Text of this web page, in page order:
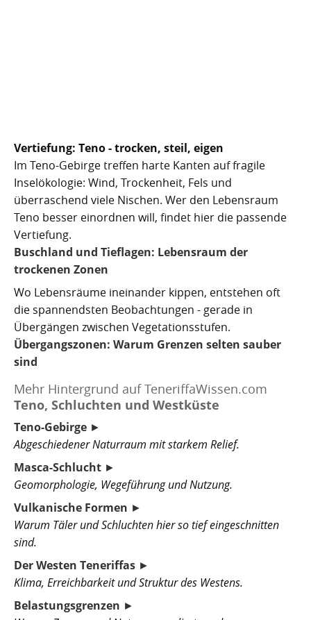
Vertiefung: Teno - trocken, steil, eigen
Im Teno-Gebirge treffen harte Kanten auf fragile
Inselökologie: Wind, Trockenheit, Fels und
überraschend viele Nischen. Wer den Lebensraum
Teno besser einordnen will, findet hier die passende
Vertiefung.
Buschland und Tieflagen: Lebensraum der
trockenen Zonen
Wo Lebensräume ineinander kippen, entstehen oft
die spannendsten Beobachtungen - gerade in
Übergängen zwischen Vegetationsstufen.
Übergangszonen: Warum Grenzen selten sauber
sind
Mehr Hintergrund auf TeneriffaWissen.com
Teno, Schluchten und Westküste
Teno-Gebirge ►
Abgeschiedener Naturraum mit starkem Relief.
Masca-Schlucht ►
Geomorphologie, Wegeführung und Nutzung.
Vulkanische Formen ►
Warum Täler und Schluchten hier so tief eingeschnitten
sind.
Der Westen Teneriffas ►
Klima, Erreichbarkeit und Struktur des Westens.
Belastungsgrenzen ►